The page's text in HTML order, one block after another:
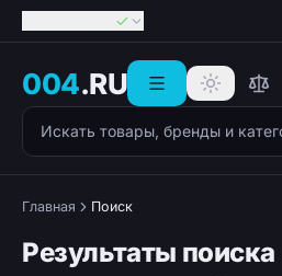
004.RU
Поиск товаров
Главная Поиск
Результаты поиска